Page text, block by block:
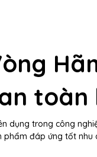
toàn
dụng trong công
phẩm đáp ứng tốt